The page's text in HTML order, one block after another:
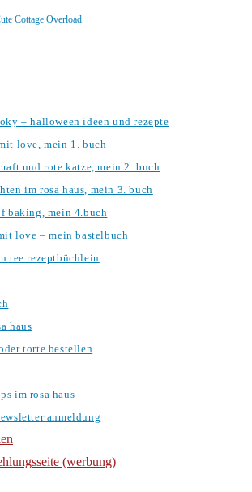
– halloween ideen und rezepte
love, mein 1. buch
und rote katze, mein 2. buch
im rosa haus, mein 3. buch
baking, mein 4.buch
love – mein bastelbuch
tee rezeptbüchlein
haus
torte bestellen
im rosa haus
anmeldung
(werbung)